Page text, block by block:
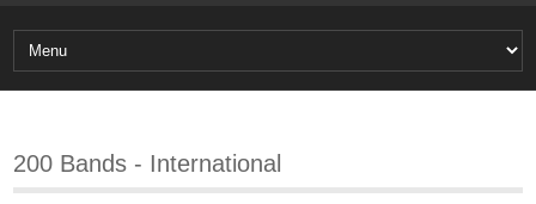
200 Bands - International